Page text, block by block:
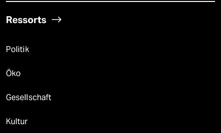
Ressorts
Politik
Öko
Gesellschaft
Kultur